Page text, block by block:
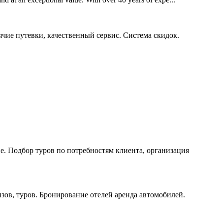
путевки, качественный сервис. Система скидок.
Подбор туров по потребностям клиента, организация
туров. Бронирование отелей аренда автомобилей.